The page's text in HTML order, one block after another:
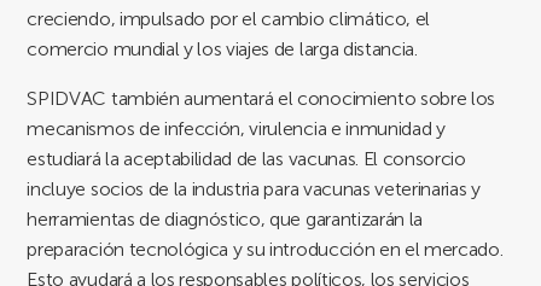
creciendo, impulsado por el cambio climático, el
comercio mundial y los viajes de larga distancia.
SPIDVAC también aumentará el conocimiento sobre los
mecanismos de infección, virulencia e inmunidad y
estudiará la aceptabilidad de las vacunas. El consorcio
incluye socios de la industria para vacunas veterinarias y
herramientas de diagnóstico, que garantizarán la
preparación tecnológica y su introducción en el mercado.
Esto ayudará a los responsables políticos, los servicios